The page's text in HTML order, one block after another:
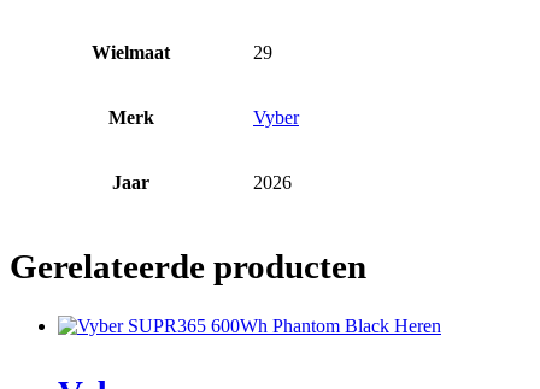
Wielmaat 29
Merk Vyber
Jaar 2026
Gerelateerde producten